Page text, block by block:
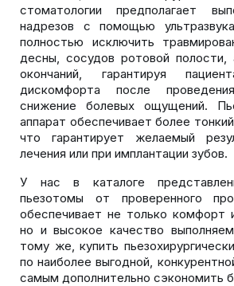
стоматологии предполагает
надрезов с помощью
полностью исключить
десны, сосудов ротовой
окончаний, гарантируя
дискомфорта после
снижение болевых ощущений.
аппарат обеспечивает более
что гарантирует желаемый
лечения или при имплантации зубов.
У нас в каталоге
пьезотомы от проверенного
обеспечивает не только комфорт
но и высокое качество
тому же, купить
по наиболее выгодной,
самым дополнительно сэкономить